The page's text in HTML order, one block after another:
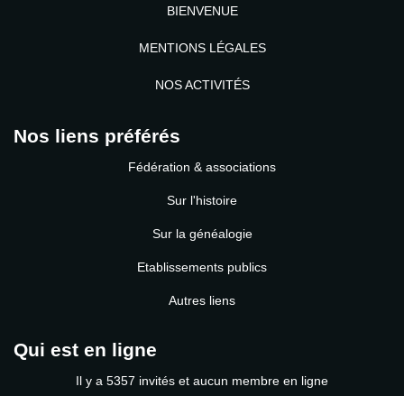
BIENVENUE
MENTIONS LÉGALES
NOS ACTIVITÉS
Nos liens préférés
Fédération & associations
Sur l'histoire
Sur la généalogie
Etablissements publics
Autres liens
Qui est en ligne
Il y a 5357 invités et aucun membre en ligne